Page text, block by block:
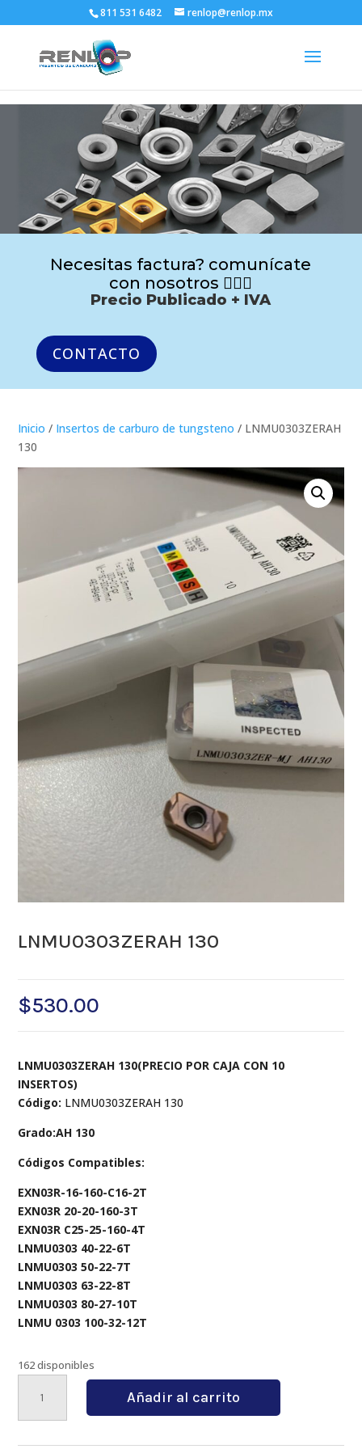
811 531 6482 renlop@renlop.mx
Necesitas factura? comunícate
con nosotros 🙋🏻‍♂️
Precio Publicado + IVA
CONTACTO
Inicio / Insertos de carburo de tungsteno / LNMU0303ZERAH
130
LNMU0303ZERAH 130
$530.00
LNMU0303ZERAH 130(PRECIO POR CAJA CON 10
INSERTOS)
Código: LNMU0303ZERAH 130
Grado:AH 130
Códigos Compatibles:
EXN03R-16-160-C16-2T
EXN03R 20-20-160-3T
EXN03R C25-25-160-4T
LNMU0303 40-22-6T
LNMU0303 50-22-7T
LNMU0303 63-22-8T
LNMU0303 80-27-10T
LNMU 0303 100-32-12T
162 disponibles
LNMU0303ZERAH
cantidad
Añadir al carrito